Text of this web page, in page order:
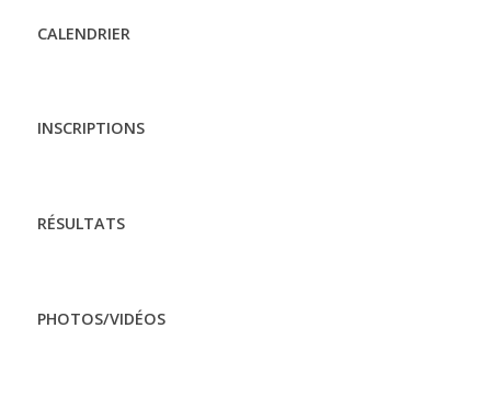
CALENDRIER
INSCRIPTIONS
RÉSULTATS
PHOTOS/VIDÉOS